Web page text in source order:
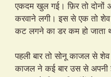
एकदम खुल गई। फ़िर तो दोनों
करवाने लगी। इस से एक तो शेव
कट लगने का डर कम हो जाता
पहली बार तो सोनू काजल से
काजल ने कई बार उस से अपनी